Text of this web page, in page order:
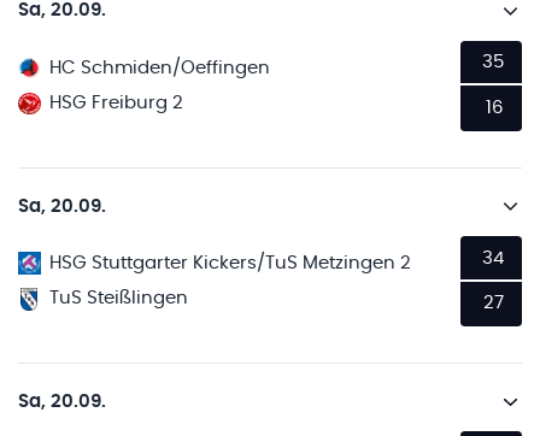
Sa, 20.09.
HC Schmiden/Oeffingen
HSG Freiburg 2
35
16
Sa, 20.09.
HSG Stuttgarter Kickers/TuS Metzingen 2
TuS Steißlingen
34
27
Sa, 20.09.